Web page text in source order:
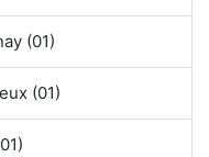
(01)
(01)